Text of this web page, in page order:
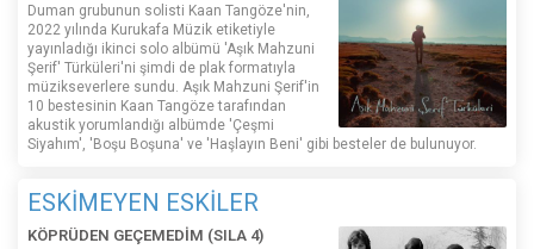
Duman grubunun solisti Kaan Tangöze'nin,
2022 yılında Kurukafa Müzik etiketiyle
yayınladığı ikinci solo albümü 'Aşık Mahzuni
Şerif' Türküleri'ni şimdi de plak formatıyla
müzikseverlere sundu. Aşık Mahzuni Şerif'in
10 bestesinin Kaan Tangöze tarafından
akustik yorumlandığı albümde 'Çeşmi
Siyahım', 'Boşu Boşuna' ve 'Haşlayın Beni' gibi besteler de bulunuyor.
ESKİMEYEN ESKİLER
KÖPRÜDEN GEÇEMEDİM (SILA 4)